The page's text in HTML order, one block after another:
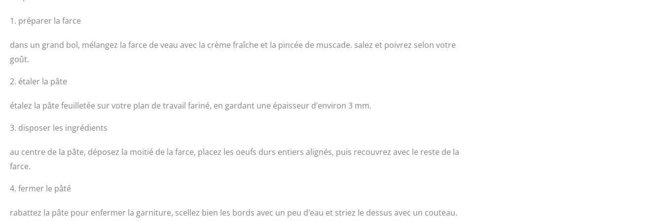
1. préparer la farce
dans un grand bol, mélangez la farce de veau avec la crème fraîche et la pincée de muscade. salez et poivrez selon votre
goût.
2. étaler la pâte
étalez la pâte feuilletée sur votre plan de travail fariné, en gardant une épaisseur d’environ 3 mm.
3. disposer les ingrédients
au centre de la pâte, déposez la moitié de la farce, placez les oeufs durs entiers alignés, puis recouvrez avec le reste de la
farce.
4. fermer le pâté
rabattez la pâte pour enfermer la garniture, scellez bien les bords avec un peu d’eau et striez le dessus avec un couteau.